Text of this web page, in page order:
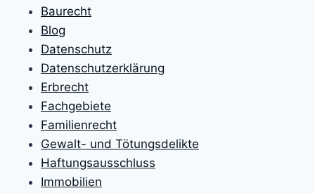
Baurecht
Blog
Datenschutz
Datenschutzerklärung
Erbrecht
Fachgebiete
Familienrecht
Gewalt- und Tötungsdelikte
Haftungsausschluss
Immobilien